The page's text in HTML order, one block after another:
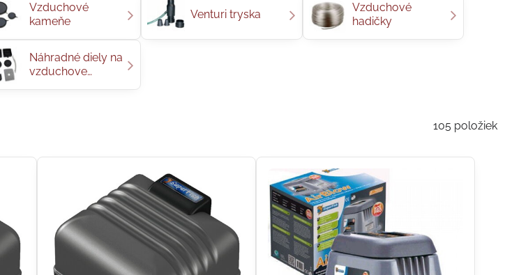
Vzduchové
kameňe
Venturi tryska
Vzduchové
hadičky
Náhradné diely na
vzduchove
105 položiek